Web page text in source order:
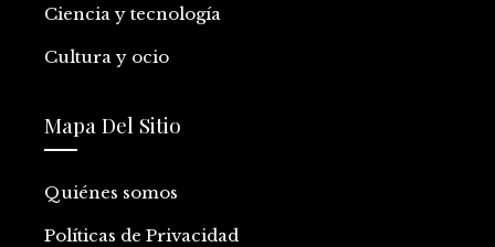
Ciencia y tecnología
Cultura y ocio
Mapa Del Sitio
Quiénes somos
Políticas de Privacidad